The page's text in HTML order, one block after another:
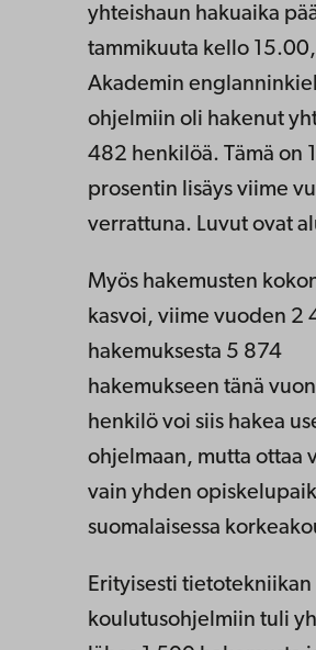
yhteishaun hakuaika
tammikuuta kello
Akademin
ohjelmiin oli hakenut
482 henkilöä. Tämä on
prosentin lisäys viime
verrattuna. Luvut ovat
Myös hakemusten
kasvoi, viime vuoden 2
hakemuksesta 5 874
hakemukseen tänä
henkilö voi siis hakea
ohjelmaan, mutta ottaa
vain yhden
suomalaisessa
Erityisesti tietotekniikan
koulutusohjelmiin tuli